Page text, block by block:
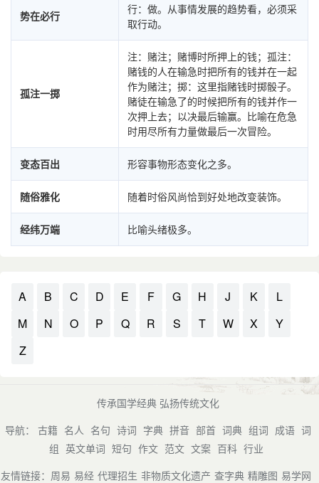
势在必行
行：做。从事情发展的趋势看，必须采
取行动。
孤注一掷
注：赌注；赌博时所押上的钱；孤注：
赌钱的人在输急时把所有的钱并在一起
作为赌注；掷：这里指赌钱时掷骰子。
赌徒在输急了的时候把所有的钱并作一
次押上去；以决最后输赢。比喻在危急
时用尽所有力量做最后一次冒险。
变态百出 形容事物形态变化之多。
随俗雅化 随着时俗风尚恰到好处地改变装饰。
经纬万端 比喻头绪极多。
A B C D E F G H J K
L
M
N O P Q R S T W X
Y
Z
传承国学经典 弘扬传统文化
导航： 古籍 名人 名句 诗词 字典 拼音 部首 词典 组词 成语 词
组 英文单词 短句 作文 范文 文案 百科 行业
友情链接： 周易 易经 代理招生 非物质文化遗产 查字典 精雕图 易学网